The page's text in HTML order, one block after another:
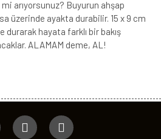
arıyorsunuz? Buyurun ahşap
üzerinde ayakta durabilir. 15 x 9 cm
durarak hayata farklı bir bakış
ALAMAM deme, AL!